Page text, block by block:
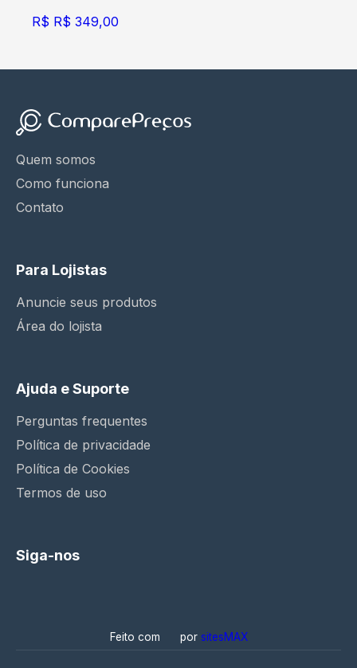
R$ R$ 349,00
Quem somos
Como funciona
Contato
Para Lojistas
Anuncie seus produtos
Área do lojista
Ajuda e Suporte
Perguntas frequentes
Política de privacidade
Política de Cookies
Termos de uso
Siga-nos
Feito com por sitesMAX